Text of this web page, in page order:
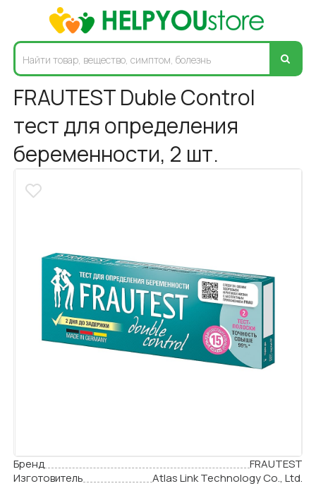
FRAUTEST Duble Control
тест для определения
беременности, 2 шт.
Бренд
FRAUTEST
Изготовитель
Atlas Link Technology Co., Ltd.